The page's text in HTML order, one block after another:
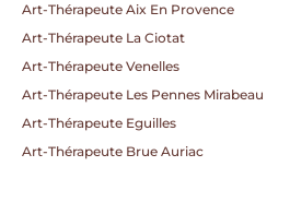
Art-Thérapeute Aix En Provence
Art-Thérapeute La Ciotat
Art-Thérapeute Venelles
Art-Thérapeute Les Pennes Mirabeau
Art-Thérapeute Eguilles
Art-Thérapeute Brue Auriac